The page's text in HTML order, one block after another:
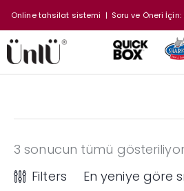
Online tahsilat sistemi | Soru ve Öneri İçin:
3 sonucun tümü
Filters